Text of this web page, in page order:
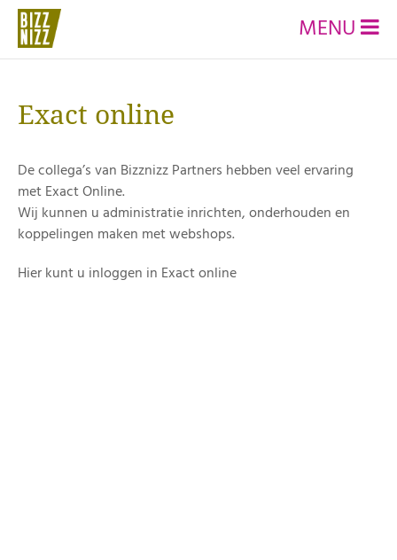
MENU
Exact online
De collega’s van Bizznizz Partners hebben veel ervaring
met Exact Online.
Wij kunnen u administratie inrichten, onderhouden en
koppelingen maken met webshops.
Hier kunt u inloggen in Exact online